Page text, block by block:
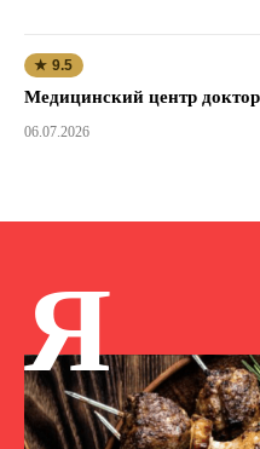
★ 9.5
Медицинский центр
06.07.2026
Я